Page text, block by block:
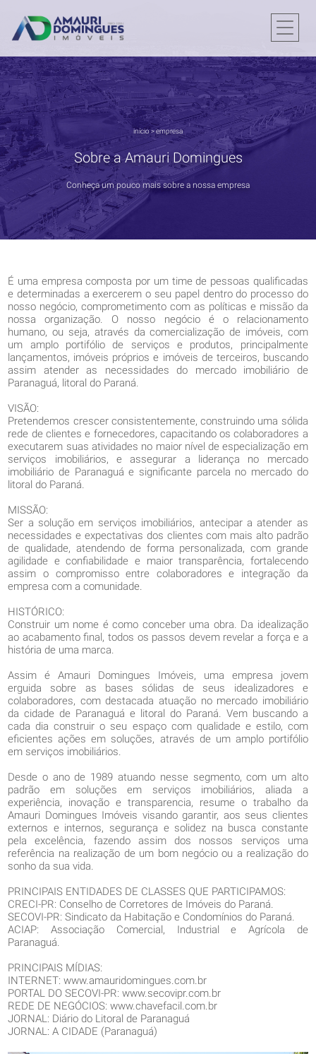
início>empresa
Sobre a Amauri Domingues
Conheça um pouco mais sobre a nossa empresa
É uma empresa composta por um time de pessoas qualificadas
e determinadas a exercerem o seu papel dentro do processo do
nosso negócio, comprometimento com as políticas e missão da
nossa organização. O nosso negócio é o relacionamento
humano, ou seja, através da comercialização de imóveis, com
um amplo portifólio de serviços e produtos, principalmente
lançamentos, imóveis próprios e imóveis de terceiros, buscando
assim atender as necessidades do mercado imobiliário de
Paranaguá, litoral do Paraná.
VISÃO:
Pretendemos crescer consistentemente, construindo uma sólida
rede de clientes e fornecedores, capacitando os colaboradores a
executarem suas atividades no maior nível de especialização em
serviços imobiliários, e assegurar a liderança no mercado
imobiliário de Paranaguá e significante parcela no mercado do
litoral do Paraná.
MISSÃO:
Ser a solução em serviços imobiliários, antecipar a atender as
necessidades e expectativas dos clientes com mais alto padrão
de qualidade, atendendo de forma personalizada, com grande
agilidade e confiabilidade e maior transparência, fortalecendo
assim o compromisso entre colaboradores e integração da
empresa com a comunidade.
HISTÓRICO:
Construir um nome é como conceber uma obra. Da idealização
ao acabamento final, todos os passos devem revelar a força e a
história de uma marca.
Assim é Amauri Domingues Imóveis, uma empresa jovem
erguida sobre as bases sólidas de seus idealizadores e
colaboradores, com destacada atuação no mercado imobiliário
da cidade de Paranaguá e litoral do Paraná. Vem buscando a
cada dia construir o seu espaço com qualidade e estilo, com
eficientes ações em soluções, através de um amplo portifólio
em serviços imobiliários.
Desde o ano de 1989 atuando nesse segmento, com um alto
padrão em soluções em serviços imobiliários, aliada a
experiência, inovação e transparencia, resume o trabalho da
Amauri Domingues Imóveis visando garantir, aos seus clientes
externos e internos, segurança e solidez na busca constante
pela excelência, fazendo assim dos nossos serviços uma
referência na realização de um bom negócio ou a realização do
sonho da sua vida.
PRINCIPAIS ENTIDADES DE CLASSES QUE PARTICIPAMOS:
CRECI-PR: Conselho de Corretores de Imóveis do Paraná.
SECOVI-PR: Sindicato da Habitação e Condomínios do Paraná.
ACIAP: Associação Comercial, Industrial e Agrícola de
Paranaguá.
PRINCIPAIS MÍDIAS:
INTERNET: www.amauridomingues.com.br
PORTAL DO SECOVI-PR: www.secovipr.com.br
REDE DE NEGÓCIOS: www.chavefacil.com.br
JORNAL: Diário do Litoral de Paranaguá
JORNAL: A CIDADE (Paranaguá)